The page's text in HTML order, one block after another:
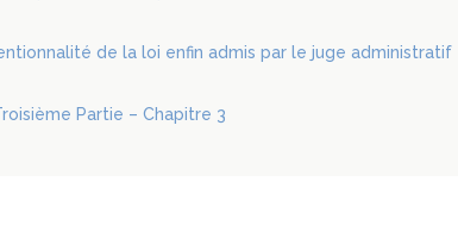
de la loi enfin admis par le juge administratif
Partie – Chapitre 3